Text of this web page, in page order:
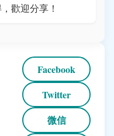
歡迎分享！
Facebook
Twitter
微信